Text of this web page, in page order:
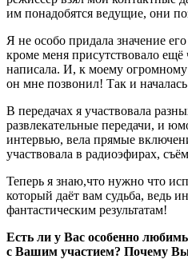
им понадобятся ведущие, они
Я не особо придала значение
кроме меня присутствовало ещё
написала. И, к моему
он мне позвонил! Так и
В передачах я участвовала
развлекательные передачи, и
интервью, вела прямые
участвовала в радиоэфирах,
Теперь я знаю,что нужно что
который даёт вам судьба, ведь
фантастическим результатам!
Есть ли у Вас особенно
с Вашим участием? Почему